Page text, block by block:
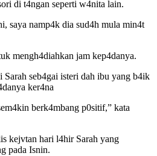
di t4ngan seperti w4nita lain.
saya namp4k dia sud4h mula min4t
mengh4diahkan jam kep4danya.
Sarah seb4gai isteri dah ibu yang b4ik
ker4na
berk4mbang p0sitif,” kata
kejvtan hari l4hir Sarah yang
pada Isnin.